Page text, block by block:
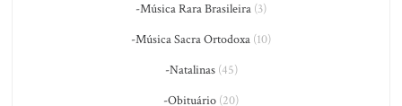
-Música Rara Brasileira (3)
-Música Sacra Ortodoxa (10)
-Natalinas(45)
-Obituário (20)